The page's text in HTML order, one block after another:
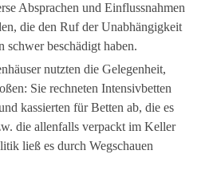
Absprachen und Einflussnahmen
die den Ruf der Unabhängigkeit
schwer beschädigt haben.
nutzten die Gelegenheit,
Sie rechneten Intensivbetten
kassierten für Betten ab, die es
die allenfalls verpackt im Keller
ließ es durch Wegschauen